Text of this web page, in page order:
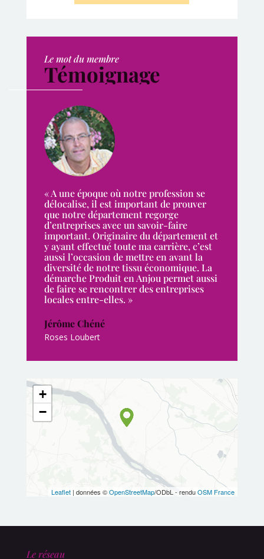
Le mot du membre
Témoignage
« A une époque où notre profession se
délocalise, il est important de prouver
que notre département regorge
d’entreprises avec un savoir-faire
important. Originaire du département et
y ayant effectué toute ma carrière, c’est
aussi l’occasion de mettre en avant la
diversité de notre tissu économique. La
démarche Produit en Anjou permet aussi
de faire se rencontrer des entreprises
locales entre-elles. »
Jérôme Chéné
Roses Loubert
+
−
Leaflet | données ©OpenStreetMap/ODbL - renduOSM France
Le réseau